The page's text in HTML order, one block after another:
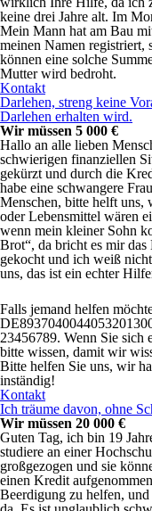
keine drei Jahre alt. Im
Mein Mann hat am Bau
meinen Namen registriert,
können eine solche
Mutter wird bedroht.
Kontakt
Darlehen, streng keine
Darlehen erhalten wird.
Wir müssen 5 000 €
Hallo an alle lieben
schwierigen finanziellen
gekürzt und durch die
habe eine schwangere
Menschen, bitte helft uns,
oder Lebensmittel wären
wenn mein kleiner Sohn
Brot“, da bricht es mir
gekocht und ich weiß
uns, das ist ein echter
Falls jemand helfen
23456789. Wenn Sie sich
bitte wissen, damit wir
Bitte helfen Sie uns, wir
inständig!
Kontakt
Ich träume davon, ohne
Wir müssen 20 000 €
Guten Tag, ich bin 19
studiere an einer
großgezogen und sie
einen Kredit
Beerdigung zu helfen,